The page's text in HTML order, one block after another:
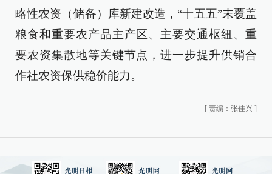
略性农资（储备）库新建改造，“十五五”末覆盖
粮食和重要农产品主产区、主要交通枢纽、重
要农资集散地等关键节点，进一步提升供销合
作社农资保供稳价能力。
[ 责编：张佳兴 ]